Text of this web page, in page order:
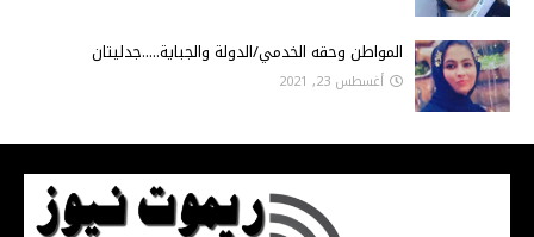
المواطن وحقه الخدمي/الدولة والجباية.....جدليتان
أغسطس 23, 2021